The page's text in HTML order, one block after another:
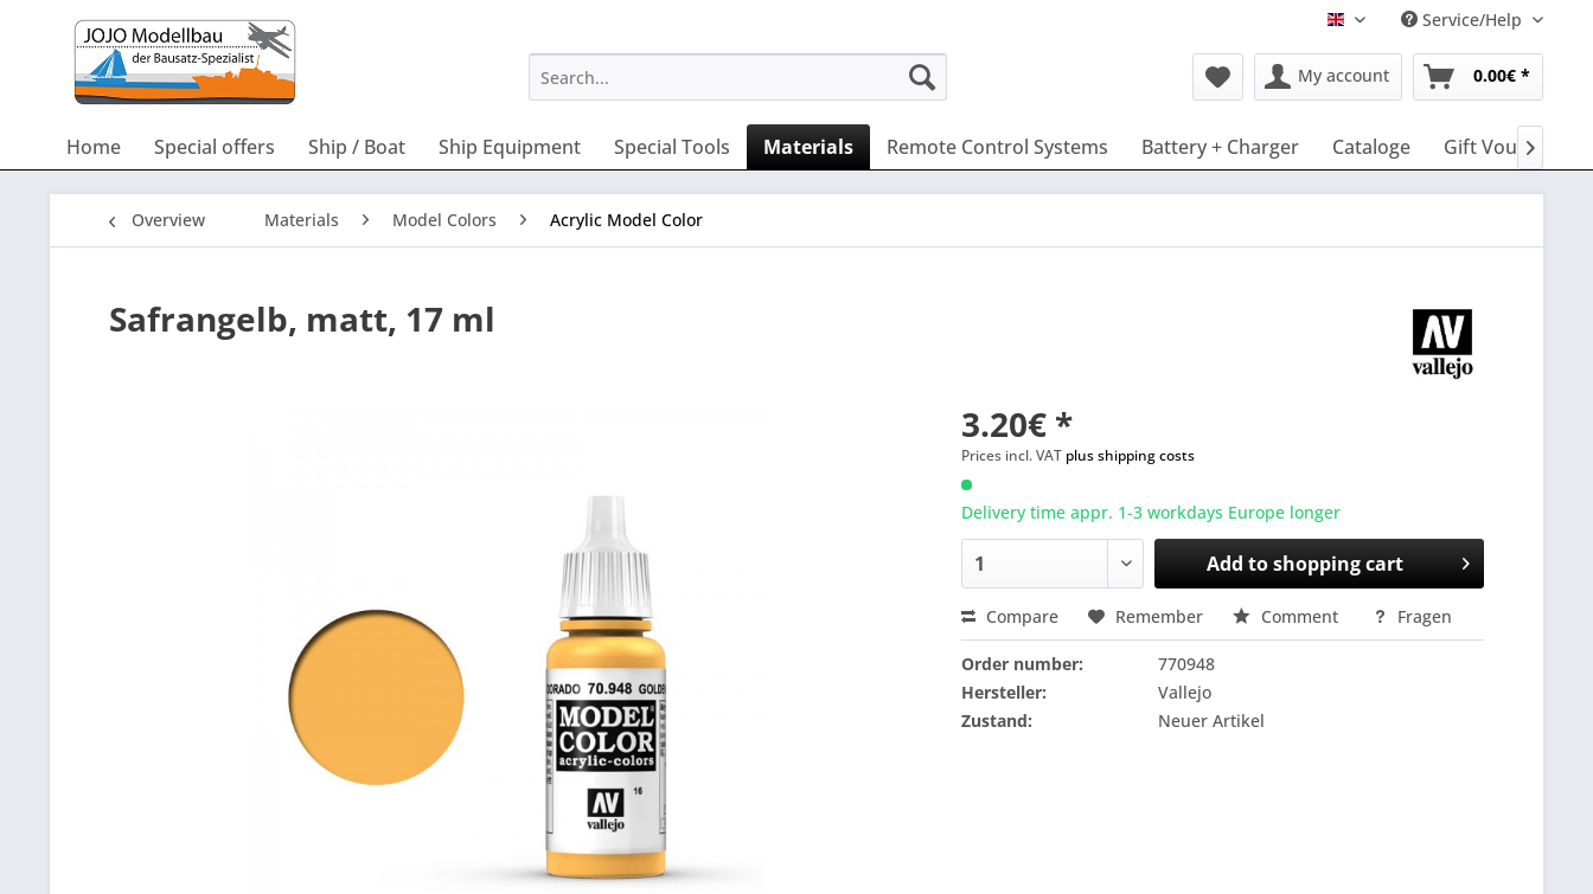
English Service/Help
My account 0.00€ *
Home Special offers Ship / Boat Ship Equipment Special Tools Materials Remote Control Systems Battery + Charger Cataloge Gift Vouchers

Overview Materials Model Colors Acrylic Model Color
Safrangelb, matt, 17 ml
3.20€ *
Prices incl. VAT plus shipping costs
Delivery time appr. 1-3 workdays Europe longer
Add toshopping cart
Compare Remember Comment Fragen
Order number:
770948
Hersteller:
Vallejo
Zustand:
Neuer Artikel